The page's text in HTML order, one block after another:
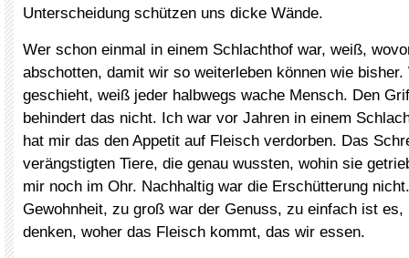
Unterscheidung schützen uns dicke Wände.
Wer schon einmal in einem Schlachthof war, weiß,
abschotten, damit wir so weiterleben können wie bisher.
geschieht, weiß jeder halbwegs wache Mensch. Den
behindert das nicht. Ich war vor Jahren in einem
hat mir das den Appetit auf Fleisch verdorben. Das
verängstigten Tiere, die genau wussten, wohin sie
mir noch im Ohr. Nachhaltig war die Erschütterung
Gewohnheit, zu groß war der Genuss, zu einfach ist es,
denken, woher das Fleisch kommt, das wir essen.